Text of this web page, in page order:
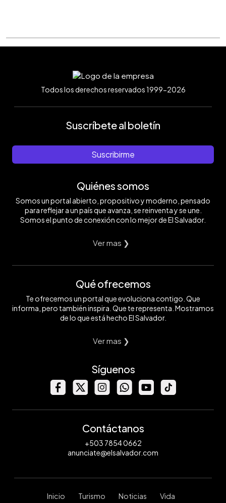
Todos los derechos reservados 1999-2026
Suscríbete al boletín
Suscribirme
Quiénes somos
Somos un portal abierto, propositivo y moderno, pensado
para reflejar a un país que avanza, se reinventa y se une.
Somos el punto de conexión con lo mejor de El Salvador.
Ver mas ❯
Qué ofrecemos
Te ofrecemos un portal que evoluciona contigo. Que
informa, pero también inspira. Que te representa. Mostramos
de lo que está hecho El Salvador.
Ver mas ❯
Síguenos
Contáctanos
+503 7854 0662
anunciate@elsalvador.com
Inicio Turismo Noticias Vida